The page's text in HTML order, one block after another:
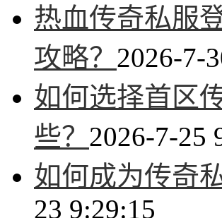
热血传奇私服
攻略？ 2026-7-
如何选择首区
些？ 2026-7-25
如何成为传奇
23 9:29:15